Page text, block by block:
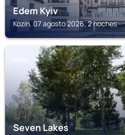
Edem Kyiv
Kozin, 07 agosto 2026, 2 noches
Seven Lakes